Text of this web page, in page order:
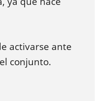
activarse ante
conjunto.